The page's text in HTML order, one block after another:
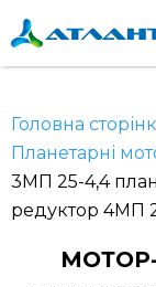
Головна
Планетарні
3МП 25-4,4
редуктор 4МП